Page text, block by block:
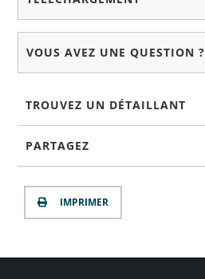
VOUS AVEZ UNE QUESTION ?
TROUVEZ UN DÉTAILLANT
PARTAGEZ
IMPRIMER